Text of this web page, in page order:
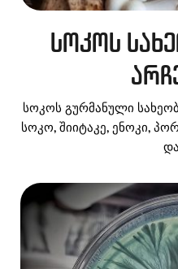
სოკოს
სოკოს გურმანული
სოკო, შიიტაკე, ენოკი,